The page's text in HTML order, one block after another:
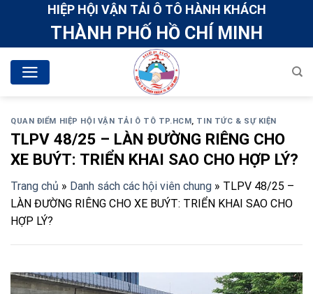
HIỆP HỘI VẬN TẢI Ô TÔ HÀNH KHÁCH
THÀNH PHỐ HỒ CHÍ MINH
QUAN ĐIỂM HIỆP HỘI VẬN TẢI Ô TÔ TP.HCM, TIN TỨC & SỰ KIỆN
TLPV 48/25 – LÀN ĐƯỜNG RIÊNG CHO
XE BUÝT: TRIỂN KHAI SAO CHO HỢP LÝ?
Trang chủ » Danh sách các hội viên chung » TLPV 48/25 –
LÀN ĐƯỜNG RIÊNG CHO XE BUÝT: TRIỂN KHAI SAO CHO
HỢP LÝ?